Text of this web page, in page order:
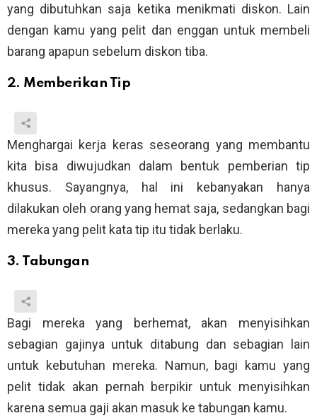
yang dibutuhkan saja ketika menikmati diskon. Lain
dengan kamu yang pelit dan enggan untuk membeli
barang apapun sebelum diskon tiba.
2. Memberikan Tip
Menghargai kerja keras seseorang yang membantu
kita bisa diwujudkan dalam bentuk pemberian tip
khusus. Sayangnya, hal ini kebanyakan hanya
dilakukan oleh orang yang hemat saja, sedangkan bagi
mereka yang pelit kata tip itu tidak berlaku.
3. Tabungan
Bagi mereka yang berhemat, akan menyisihkan
sebagian gajinya untuk ditabung dan sebagian lain
untuk kebutuhan mereka. Namun, bagi kamu yang
pelit tidak akan pernah berpikir untuk menyisihkan
karena semua gaji akan masuk ke tabungan kamu.